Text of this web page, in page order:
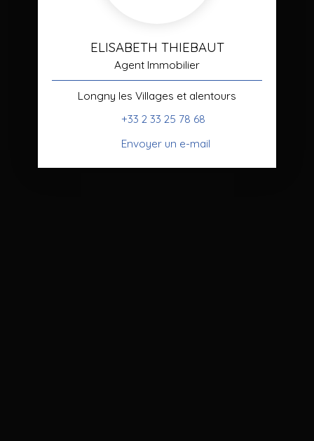
ELISABETH THIEBAUT
Agent Immobilier
Longny les Villages et alentours
+33 2 33 25 78 68
Envoyer un e-mail